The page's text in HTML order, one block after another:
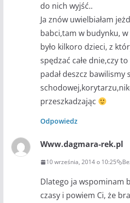
do nich wyjść..
Ja znów uwielbiałam
babci,tam w budynku, w
było kilkoro dzieci, z
spędzać całe dnie,czy
padał deszcz bawilismy
przeszkadzając
Odpowiedz
Www.dagmara-rek.pl
10 września, 2014 o 10:25
Dlatego ja wspominam
czasy i powiem Ci, że